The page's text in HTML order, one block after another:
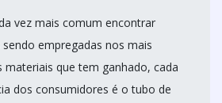
vez mais comum encontrar
empregadas nos mais
materiais que tem ganhado, cada
dos consumidores é o tubo de